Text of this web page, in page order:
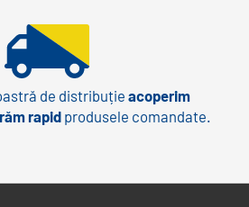
de distribuție acoperim
rapid produsele comandate.